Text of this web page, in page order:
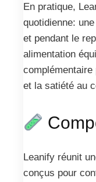
En pratique,
quotidienne:
et pendant le
alimentation
et la satiété au
Leanify réunit
conçus pour